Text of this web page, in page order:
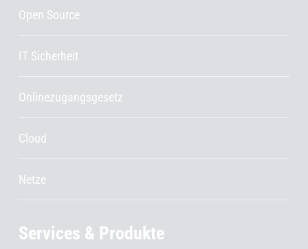
Open Source
IT Sicherheit
Onlinezugangsgesetz
Cloud
Netze
Services & Produkte